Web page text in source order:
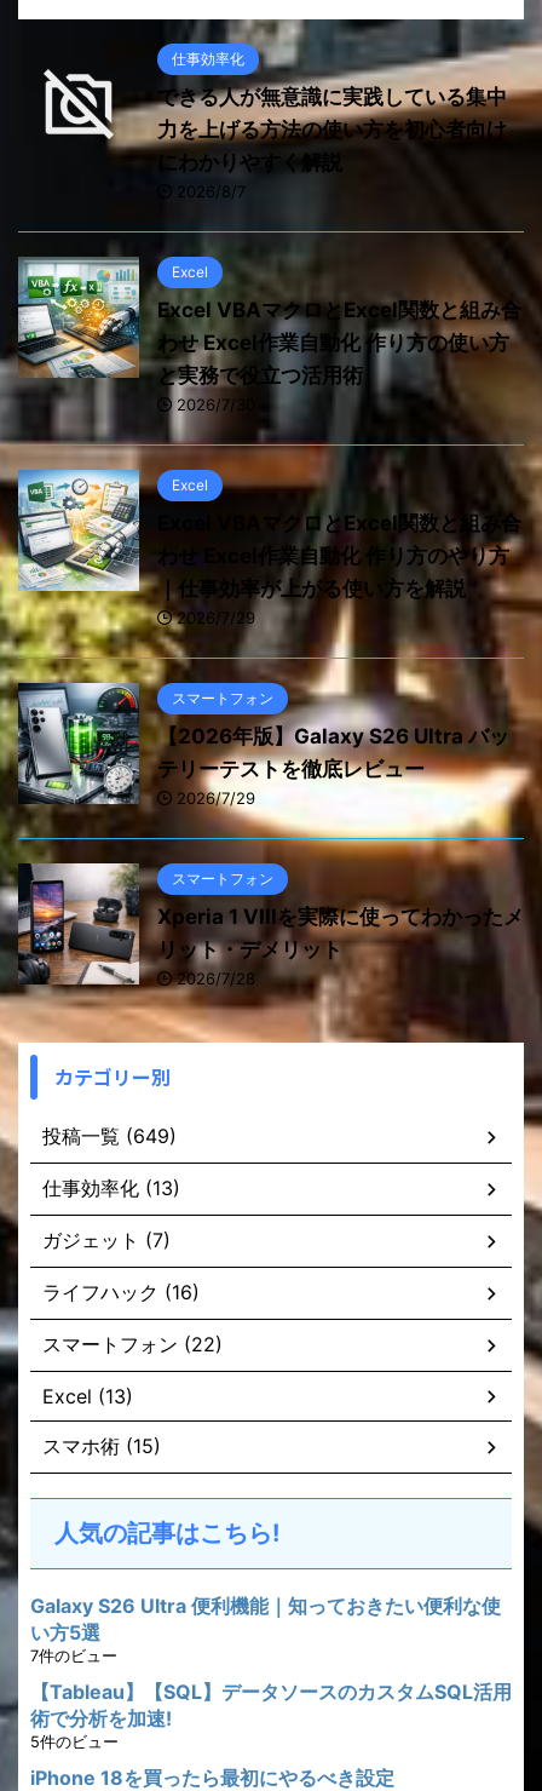
仕事効率化
できる人が無意識に実践している集中
力を上げる方法の使い方を初心者向け
にわかりやすく解説
2026/8/7
Excel
Excel VBAマクロとExcel関数と組み合
わせ Excel作業自動化 作り方の使い方
と実務で役立つ活用術
2026/7/30
Excel
Excel VBAマクロとExcel関数と組み合
わせ Excel作業自動化 作り方のやり方
｜仕事効率が上がる使い方を解説
2026/7/29
スマートフォン
【2026年版】Galaxy S26 Ultra バッ
テリーテストを徹底レビュー
2026/7/29
スマートフォン
Xperia 1 VIIIを実際に使ってわかったメ
リット・デメリット
2026/7/28
カテゴリー別
投稿一覧 (649)
仕事効率化 (13)
ガジェット (7)
ライフハック (16)
スマートフォン (22)
Excel (13)
スマホ術 (15)
人気の記事はこちら!
Galaxy S26 Ultra 便利機能｜知っておきたい便利な使
い方5選
7件のビュー
【Tableau】【SQL】データソースのカスタムSQL活用
術で分析を加速!
5件のビュー
iPhone 18を買ったら最初にやるべき設定